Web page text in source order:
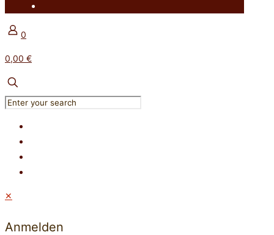
0
0,00 €
✕
Anmelden